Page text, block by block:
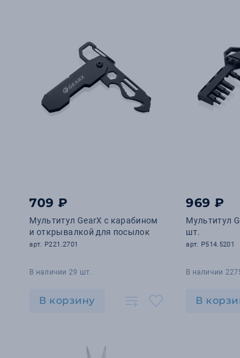
709 ₽
Мультитул GearX с карабином
и открывалкой для посылок
арт. P221.2701
В наличии 29 шт.
В корзину
969 ₽
Мультитул
шт.
арт. P514.5201
В наличии
В